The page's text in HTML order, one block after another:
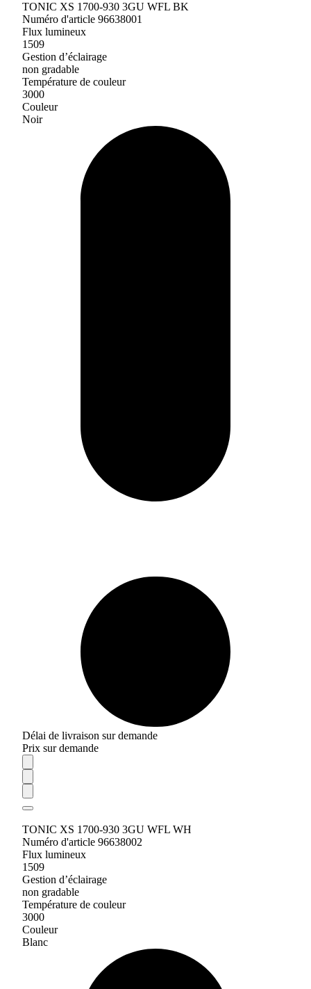
TONIC XS 1700-930 3GU WFL BK
Numéro d'article 96638001
Flux lumineux
1509
Gestion d’éclairage
non gradable
Température de couleur
3000
Couleur
Noir
Délai de livraison sur demande
Prix sur demande
TONIC XS 1700-930 3GU WFL WH
Numéro d'article 96638002
Flux lumineux
1509
Gestion d’éclairage
non gradable
Température de couleur
3000
Couleur
Blanc